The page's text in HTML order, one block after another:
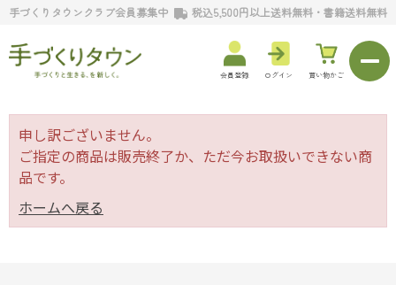
手づくりタウンクラブ会員募集中 税込5,500円以上送料無料・書籍送料無料
会員登録 ログイン 買い物かご
申し訳ございません。
ご指定の商品は販売終了か、ただ今お取扱いできない商
品です。
ホームへ戻る